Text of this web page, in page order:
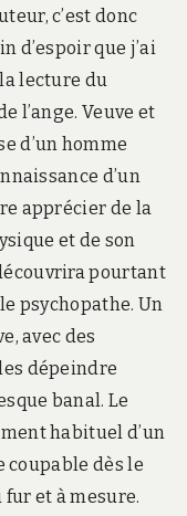
c’est donc
d’espoir que j’ai
lecture du
l’ange. Veuve et
d’un homme
d’un
apprécier de la
et de son
pourtant
psychopathe. Un
avec des
dépeindre
banal. Le
habituel d’un
coupable dès le
et à mesure.